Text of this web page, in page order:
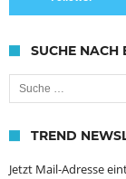
SUCHE NACH
Suche nach:
TREND
Jetzt Mail-Adresse